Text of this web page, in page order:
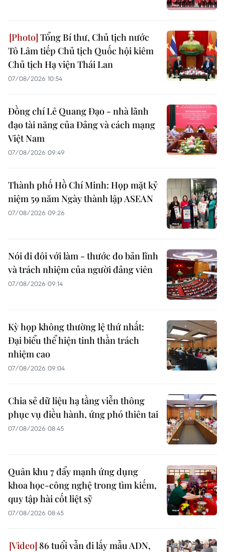
Tổng Bí thư, Chủ tịch nước
Tô Lâm tiếp Chủ tịch Quốc hội kiêm
Chủ tịch Hạ viện Thái Lan
07/08/2026 10:54
Đồng chí Lê Quang Đạo - nhà lãnh
đạo tài năng của Đảng và cách mạng
Việt Nam
07/08/2026 09:49
Thành phố Hồ Chí Minh: Họp mặt kỷ
niệm 59 năm Ngày thành lập ASEAN
07/08/2026 09:26
Nói đi đôi với làm - thước đo bản lĩnh
và trách nhiệm của người đảng viên
07/08/2026 09:14
Kỳ họp không thường lệ thứ nhất:
Đại biểu thể hiện tinh thần trách
nhiệm cao
07/08/2026 09:04
Chia sẻ dữ liệu hạ tầng viễn thông
phục vụ điều hành, ứng phó thiên tai
07/08/2026 08:45
Quân khu 7 đẩy mạnh ứng dụng
khoa học-công nghệ trong tìm kiếm,
quy tập hài cốt liệt sỹ
07/08/2026 08:45
86 tuổi vẫn đi lấy mẫu ADN,